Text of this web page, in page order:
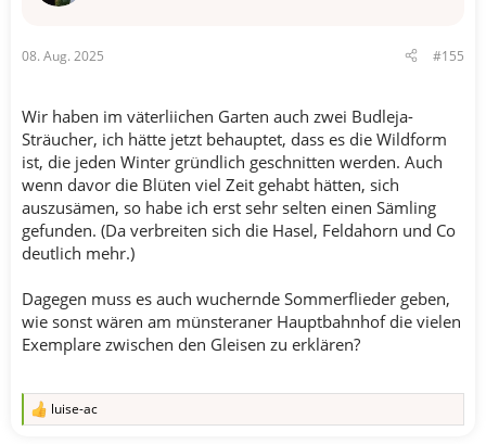
08. Aug. 2025 #155
Wir haben im väterliichen Garten auch zwei Budleja-
Sträucher, ich hätte jetzt behauptet, dass es die Wildform
ist, die jeden Winter gründlich geschnitten werden. Auch
wenn davor die Blüten viel Zeit gehabt hätten, sich
auszusämen, so habe ich erst sehr selten einen Sämling
gefunden. (Da verbreiten sich die Hasel, Feldahorn und Co
deutlich mehr.)
Dagegen muss es auch wuchernde Sommerflieder geben,
wie sonst wären am münsteraner Hauptbahnhof die vielen
Exemplare zwischen den Gleisen zu erklären?
R
luise-ac